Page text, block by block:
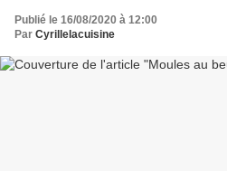
Publié le 16/08/2020 à 12:00
Par Cyrillelacuisine